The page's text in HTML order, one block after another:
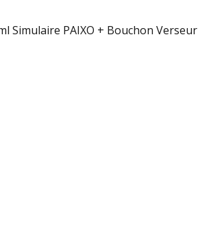
Simulaire PAIXO + Bouchon Verseur